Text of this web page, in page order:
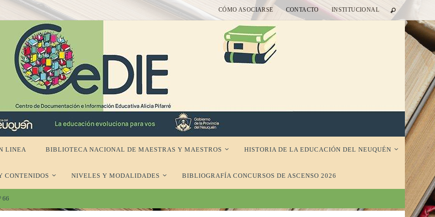
CÓMO ASOCIARSE CONTACTO INSTITUCIONAL
LINEA BIBLIOTECA NACIONAL DE MAESTRAS Y MAESTROS HISTORIA DE LA EDUCACIÓN DEL NEUQUÉN
CONTENIDOS NIVELES Y MODALIDADES BIBLIOGRAFÍA CONCURSOS DE ASCENSO 2026
66